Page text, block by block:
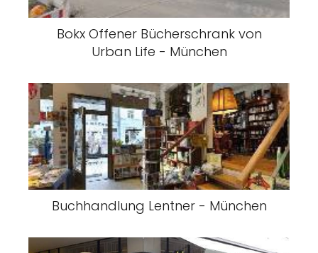
Bokx Offener Bücherschrank von
Urban Life - München
Buchhandlung Lentner - München